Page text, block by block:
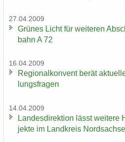
27.04.2009
Grü­nes Licht für wei­te­ren
bahn A 72
16.04.2009
Re­gio­nal­kon­vent berät
lungs­fra­gen
14.04.2009
Lan­des­di­rek­ti­on lässt wei­te­re
jek­te im Land­kreis